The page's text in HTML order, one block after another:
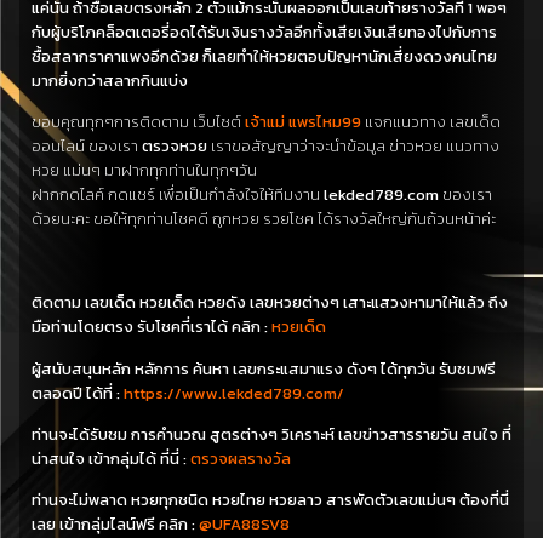
แค่นั้น ถ้าซื้อเลขตรงหลัก 2 ตัวแม้กระนั้นผลออกเป็นเลขท้ายรางวัลที่ 1 พอๆ
กับผู้บริโภคล็อตเตอรี่อดได้รับเงินรางวัลอีกทั้งเสียเงินเสียทองไปกับการ
ซื้อสลากราคาแพงอีกด้วย ก็เลยทำให้หวยตอบปัญหานักเสี่ยงดวงคนไทย
มากยิ่งกว่าสลากกินแบ่ง
ขอบคุณทุกๆการติดตาม เว็บไซต์เจ้าแม่ แพรไหม99 แจกแนวทาง เลขเด็ด
ออนไลน์ ของเรา ตรวจหวย เราขอสัญญาว่าจะนำข้อมูล ข่าวหวย แนวทาง
หวย แม่นๆ มาฝากทุกท่านในทุกๆวัน
ฝากกดไลค์ กดแชร์ เพื่อเป็นกำลังใจให้ทีมงาน lekded789.com ของเรา
ด้วยนะคะ ขอให้ทุกท่านโชคดี ถูกหวย รวยโชค ได้รางวัลใหญ่กันถ้วนหน้าค่ะ
ติดตาม เลขเด็ด หวยเด็ด หวยดัง เลขหวยต่างๆ เสาะแสวงหามาให้แล้ว ถึง
มือท่านโดยตรง รับโชคที่เราได้ คลิก :หวยเด็ด
ผู้สนับสนุนหลัก หลักการ ค้นหา เลขกระแสมาแรง ดังๆ ได้ทุกวัน รับชมฟรี
ตลอดปี ได้ที่ :https://www.lekded789.com/
ท่านจะได้รับชม การคำนวณ สูตรต่างๆ วิเคราะห์ เลขข่าวสารรายวัน สนใจ ที่
น่าสนใจ เข้ากลุ่มได้ ที่นี่ :ตรวจผลรางวัล
ท่านจะไม่พลาด หวยทุกชนิด หวยไทย หวยลาว สารพัดตัวเลขแม่นๆ ต้องที่นี่
เลย เข้ากลุ่มไลน์ฟรี คลิก :@UFA88SV8